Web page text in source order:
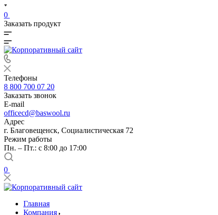
0
Заказать продукт
Телефоны
8 800 700 07 20
Заказать звонок
E-mail
officecd@baswool.ru
Адрес
г. Благовещенск, Социалистическая 72
Режим работы
Пн. – Пт.: с 8:00 до 17:00
0
Главная
Компания